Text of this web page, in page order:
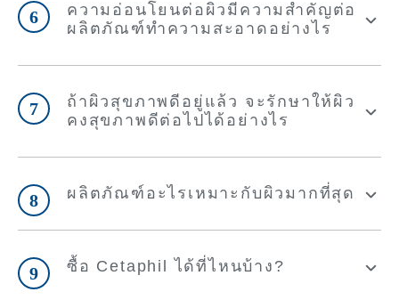
6
ความอ่อนโยนต่อผิวมีความสำคัญต่อ
ผลิตภัณฑ์ทำความสะอาดอย่างไร
7
ถ้าผิวสุขภาพดีอยู่แล้ว จะรักษาให้ผิว
คงสุขภาพดีต่อไปได้อย่างไร
8 ผลิตภัณฑ์อะไรเหมาะกับผิวมากที่สุด
9 ซื้อ Cetaphil ได้ที่ไหนบ้าง?